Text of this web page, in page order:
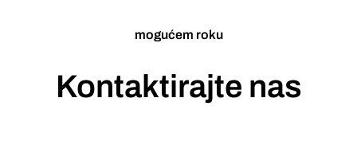
mogućem roku
Kontaktirajte nas